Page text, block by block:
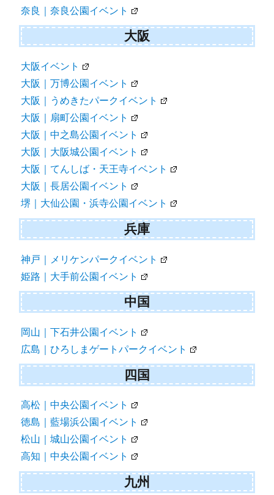
奈良｜奈良公園イベント
大阪
大阪イベント
大阪｜万博公園イベント
大阪｜うめきたパークイベント
大阪｜扇町公園イベント
大阪｜中之島公園イベント
大阪｜大阪城公園イベント
大阪｜てんしば・天王寺イベント
大阪｜長居公園イベント
堺｜大仙公園・浜寺公園イベント
兵庫
神戸｜メリケンパークイベント
姫路｜大手前公園イベント
中国
岡山｜下石井公園イベント
広島｜ひろしまゲートパークイベント
四国
高松｜中央公園イベント
徳島｜藍場浜公園イベント
松山｜城山公園イベント
高知｜中央公園イベント
九州